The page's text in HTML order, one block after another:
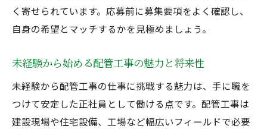
配管未経験大歓迎の正社員募集で学べる技
術
方
配管工事未経験可で身につくスキル一覧
配管未経験者が正社員で活躍するための条件
配管未経験大歓迎求人で求められる人物像
く寄せられています。応募前に募集要項をよく確認し、
自身の希望とマッチするかを見極めましょう。
未経験から始める配管工事の魅力と将来性
未経験から配管工事の仕事に挑戦する魅力は、手に職を
つけて安定した正社員として働ける点です。配管工事は
建設現場や住宅設備、工場など幅広いフィールドで必要